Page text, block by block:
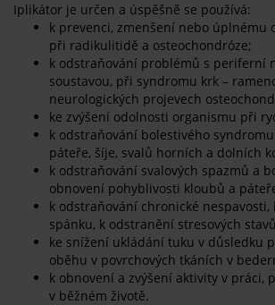
Iplikátor je určen a úspěšně se používá:
k prevenci, zmenšení nebo úplnému
při radikulitidě a osteochondróze;
k odstraňování problémů s periferní
soustavou, při syndromu krk –
neurologických projevech
ke zvýšení odolnosti organismu při
k odstraňování bolestivého
páteře, šíje, svalů horních a dolních
k odstraňování svalových spazmů a
obnovení pohyblivosti kloubů a
k odstraňování chronické nespavosti,
spánku, k odstranění stresových
ke snížení ukládání tuku v důsledku
oběhu v povrchových tkáních v
k obnovení a zvýšení aktivity v práci,
v běžném životě.